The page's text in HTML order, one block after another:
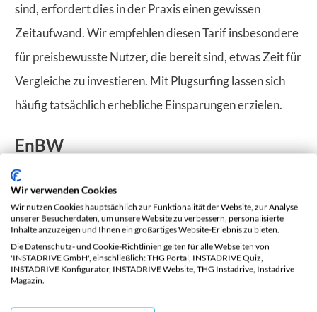
sind, erfordert dies in der Praxis einen gewissen
Zeitaufwand. Wir empfehlen diesen Tarif insbesondere
für preisbewusste Nutzer, die bereit sind, etwas Zeit für
Vergleiche zu investieren. Mit Plugsurfing lassen sich
häufig tatsächlich erhebliche Einsparungen erzielen.
EnBW
EnBW war lange Zeit führend in Europa, wenn es um
einfach gestaltete Ladetarife mit einer breiten
Abdeckung ging. Im Jahr 2024 ist EnBW immer noch
einer der Anbieter mit der besten Netzabdeckung, mit
über 500.000 Ladepunkten in 17 Ländern. Allerdings
Wir verwenden Cookies
Wir nutzen Cookies hauptsächlich zur Funktionalität der Website, zur Analyse
unserer Besucherdaten, um unsere Website zu verbessern, personalisierte
Inhalte anzuzeigen und Ihnen ein großartiges Website-Erlebnis zu bieten.
Die Datenschutz- und Cookie-Richtlinien gelten für alle Webseiten von
'INSTADRIVE GmbH', einschließlich: THG Portal, INSTADRIVE Quiz,
INSTADRIVE Konfigurator, INSTADRIVE Website, THG Instadrive, Instadrive
Magazin.